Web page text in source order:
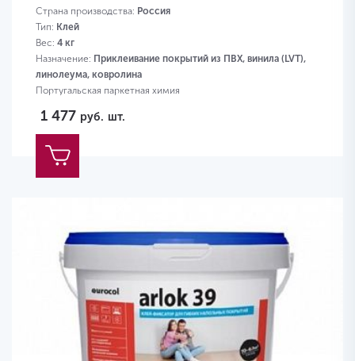
Страна производства: Россия
Тип: Клей
Вес: 4 кг
Назначение: Приклеивание покрытий из ПВХ, винила (LVT),
линолеума, ковролина
Португальская паркетная химия
1 477 руб. шт.